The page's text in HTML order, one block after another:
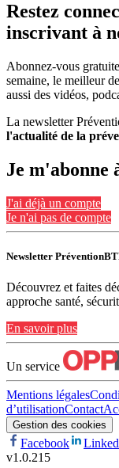
Restez
inscrivant à
Abonnez-vous
semaine, le meilleur
aussi des vidéos,
La newsletter
l'actualité de la
Je m'abonne
J'ai déjà un compte
Je n'ai pas de compte
Newsletter
Découvrez et faites
approche santé,
En savoir plus
Un service
Mentions légales
d’utilisationContact
Gestion des cookies
Facebook
v1.0.215